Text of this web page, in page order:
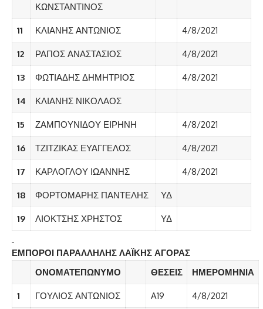
ΚΩΝΣΤΑΝΤΙΝΟΣ
11 ΚΛΙΑΝΗΣ ΑΝΤΩΝΙΟΣ 4/8/2021
12 ΡΑΠΟΣ ΑΝΑΣΤΑΣΙΟΣ 4/8/2021
13 ΦΩΤΙΑΔΗΣ ΔΗΜΗΤΡΙΟΣ 4/8/2021
14 ΚΛΙΑΝΗΣ ΝΙΚΟΛΑΟΣ
15 ΖΑΜΠΟΥΝΙΔΟΥ ΕΙΡΗΝΗ 4/8/2021
16 ΤΖΙΤΖΙΚΑΣ ΕΥΑΓΓΕΛΟΣ 4/8/2021
17 ΚΑΡΛΟΓΛΟΥ ΙΩΑΝΝΗΣ 4/8/2021
18 ΦΟΡΤΟΜΑΡΗΣ ΠΑΝΤΕΛΗΣ ΥΔ
19 ΛΙΟΚΤΣΗΣ ΧΡΗΣΤΟΣ ΥΔ
ΕΜΠΟΡΟΙ ΠΑΡΑΛΛΗΛΗΣ ΛΑΪΚΗΣ ΑΓΟΡΑΣ
ΟΝΟΜΑΤΕΠΩΝΥΜΟ
ΘΕΣΕΙΣ ΗΜΕΡΟΜΗΝΙΑ
1 ΓΟΥΛΙΟΣ ΑΝΤΩΝΙΟΣ A19 4/8/2021